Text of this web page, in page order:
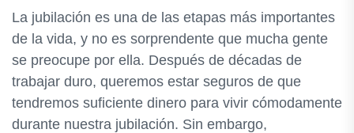
La jubilación es una de las etapas más importantes
de la vida, y no es sorprendente que mucha gente
se preocupe por ella. Después de décadas de
trabajar duro, queremos estar seguros de que
tendremos suficiente dinero para vivir cómodamente
durante nuestra jubilación. Sin embargo,